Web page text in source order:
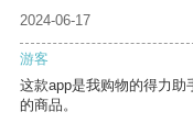
2024-06-17
游客
这款app是我购物的得力
的商品。